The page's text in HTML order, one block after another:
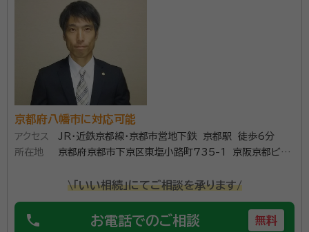
ク内に2019年3月「行政書士 ヒロ中村法務事務所」を開設。
満足度 4.0
面談の感想
自宅まで来ていただき、無料で面談をしていただきました。高齢の父にも
とても分かりやすいご説明でした。
契約後の感想
依頼とは直接関係のない土地の売買や相続についてもご相談に乗って
いただけました。また、今後相続や困りごとがあった場合に、ご相談でき
遺言書の作成や遺産分割協議等、相続手続きに関するご相談全
を有効かつ円滑に進めるためのお手伝いをさせていただきま
資格等：
京都府八幡市に対応可能
アクセス
JR・近鉄京都線・京都市営地下鉄 京都駅 徒歩6分
所在地
京都府京都市下京区東塩小路町735-1 京阪京都ビル
\「いい相続」にてご相談を承ります/
phone お電話でのご相談 無料